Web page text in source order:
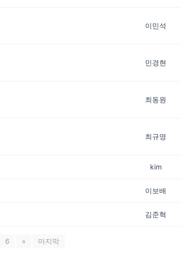
이민석
민경현
최동원
최규영
kim
이보배
김준혁
6 » 마지막